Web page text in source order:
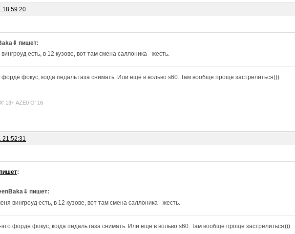
18:59:20
пишет:
есть, в 12 кузове, вот там смена саллоника - жесть.
фокус, когда педаль газа снимать. Или ещё в вольво s60. Там вообще проще застрелиться)))
13+ AZE0 G' 16
21:52:31
:
пишет:
вингроуд есть, в 12 кузове, вот там смена саллоника - жесть.
форде фокус, когда педаль газа снимать. Или ещё в вольво s60. Там вообще проще застрелиться)))